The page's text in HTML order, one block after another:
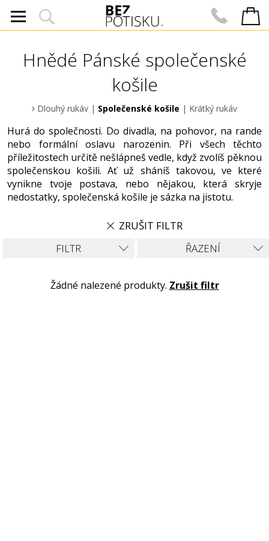
Hnědé Pánské společenské
košile
Dlouhý rukáv | Společenské košile | Krátký rukáv
Hurá do společnosti. Do divadla, na pohovor, na rande
nebo formální oslavu narozenin. Při všech těchto
příležitostech určitě nešlápneš vedle, když zvolíš pěknou
společenskou košili. Ať už sháníš takovou, ve které
vynikne tvoje postava, nebo nějakou, která skryje
nedostatky, společenská košile je sázka na jistotu.
ZRUŠIT FILTR
ŘAZENÍ
FILTR
Žádné nalezené produkty. Zrušit filtr